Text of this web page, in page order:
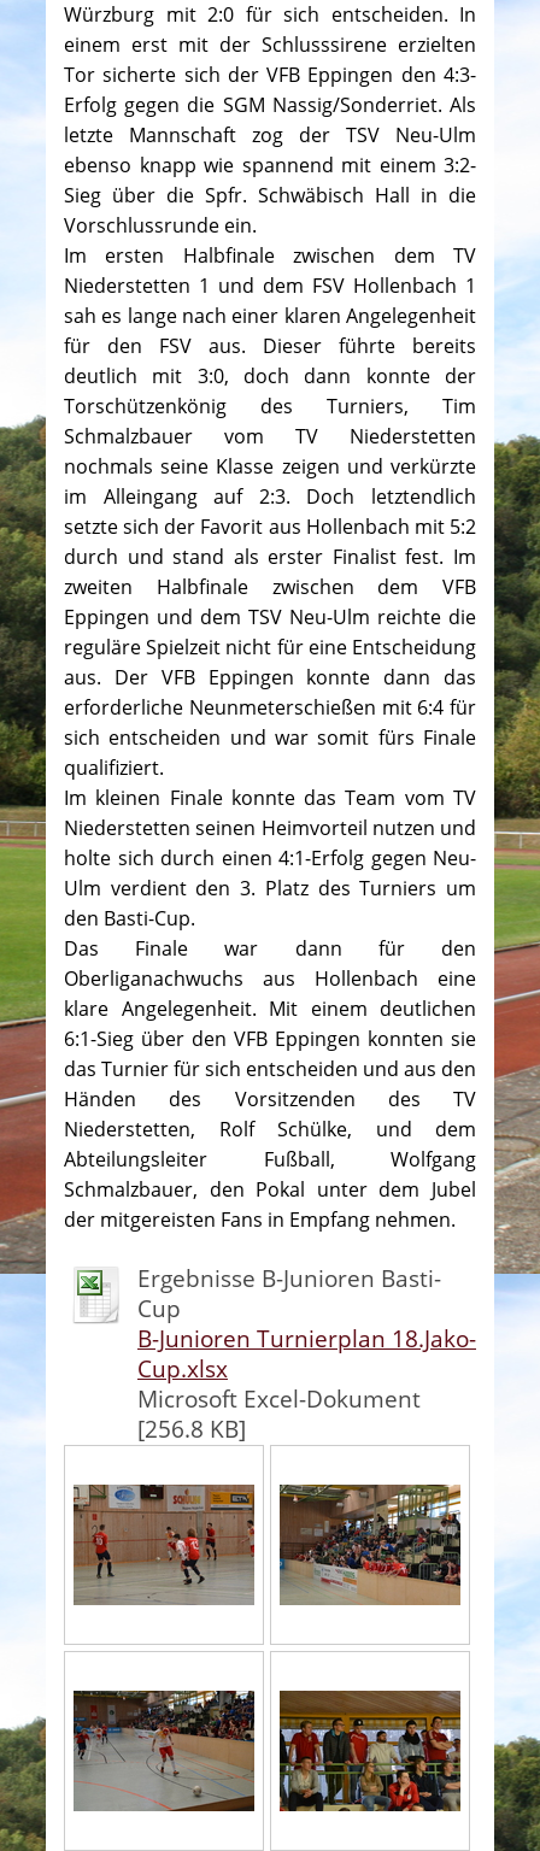
Würzburg mit 2:0 für sich entscheiden. In
einem erst mit der Schlusssirene erzielten
Tor sicherte sich der VFB Eppingen den 4:3-
Erfolg gegen die SGM Nassig/Sonderriet. Als
letzte Mannschaft zog der TSV Neu-Ulm
ebenso knapp wie spannend mit einem 3:2-
Sieg über die Spfr. Schwäbisch Hall in die
Vorschlussrunde ein.
Im ersten Halbfinale zwischen dem TV
Niederstetten 1 und dem FSV Hollenbach 1
sah es lange nach einer klaren Angelegenheit
für den FSV aus. Dieser führte bereits
deutlich mit 3:0, doch dann konnte der
Torschützenkönig des Turniers, Tim
Schmalzbauer vom TV Niederstetten
nochmals seine Klasse zeigen und verkürzte
im Alleingang auf 2:3. Doch letztendlich
setzte sich der Favorit aus Hollenbach mit 5:2
durch und stand als erster Finalist fest. Im
zweiten Halbfinale zwischen dem VFB
Eppingen und dem TSV Neu-Ulm reichte die
reguläre Spielzeit nicht für eine Entscheidung
aus. Der VFB Eppingen konnte dann das
erforderliche Neunmeterschießen mit 6:4 für
sich entscheiden und war somit fürs Finale
qualifiziert.
Im kleinen Finale konnte das Team vom TV
Niederstetten seinen Heimvorteil nutzen und
holte sich durch einen 4:1-Erfolg gegen Neu-
Ulm verdient den 3. Platz des Turniers um
den Basti-Cup.
Das Finale war dann für den
Oberliganachwuchs aus Hollenbach eine
klare Angelegenheit. Mit einem deutlichen
6:1-Sieg über den VFB Eppingen konnten sie
das Turnier für sich entscheiden und aus den
Händen des Vorsitzenden des TV
Niederstetten, Rolf Schülke, und dem
Abteilungsleiter Fußball, Wolfgang
Schmalzbauer, den Pokal unter dem Jubel
der mitgereisten Fans in Empfang nehmen.
Ergebnisse B-Junioren Basti-
Cup
B-Junioren Turnierplan 18.Jako-
Cup.xlsx
Microsoft Excel-Dokument
[256.8 KB]